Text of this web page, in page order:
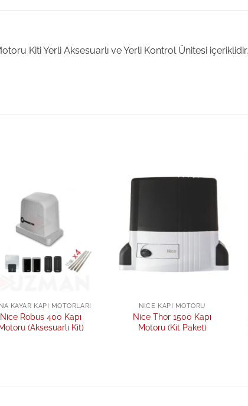
Kiti Yerli Aksesuarlı ve Yerli Kontrol Ünitesi içeriklidir.
KAYAR KAPI MOTORLARI
Nice Robus 400 Kapı
(Aksesuarlı Kit)
Add to
NICE KAPI MOTORU
Nice Thor 1500 Kapı
Motoru (Kit Paket)